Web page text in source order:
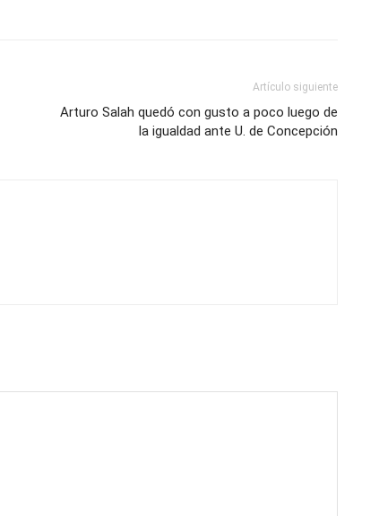
Artículo siguiente
Arturo Salah quedó con gusto a poco luego de
la igualdad ante U. de Concepción